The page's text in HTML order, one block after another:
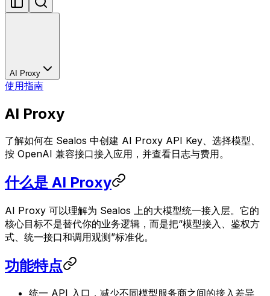
AI Proxy
使用指南
AI Proxy
了解如何在 Sealos 中创建 AI Proxy API Key、选择模型、
按 OpenAI 兼容接口接入应用，并查看日志与费用。
什么是 AI Proxy
AI Proxy 可以理解为 Sealos 上的大模型统一接入层。它的
核心目标不是替代你的业务逻辑，而是把“模型接入、鉴权方
式、统一接口和调用观测”标准化。
功能特点
统一 API 入口，减少不同模型服务商之间的接入差异